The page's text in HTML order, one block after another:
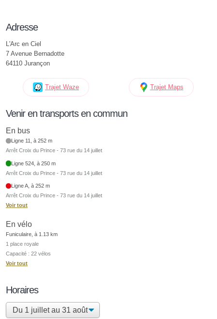
Adresse
L'Arc en Ciel
7 Avenue Bernadotte
64110 Jurançon
Trajet Waze Trajet Maps
Venir en transports en commun
En bus
Ligne 11, à 252 m
Arrêt Croix du Prince - 73 rue du 14 juillet
Ligne 524, à 250 m
Arrêt Croix du Prince - 73 rue du 14 juillet
Ligne A, à 252 m
Arrêt Croix du Prince - 73 rue du 14 juillet
Voir tout
En vélo
Funiculaire, à 1.13 km
1 place royale
Capacité : 22 vélos
Voir tout
Horaires